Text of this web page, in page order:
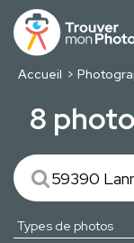
Accueil
8